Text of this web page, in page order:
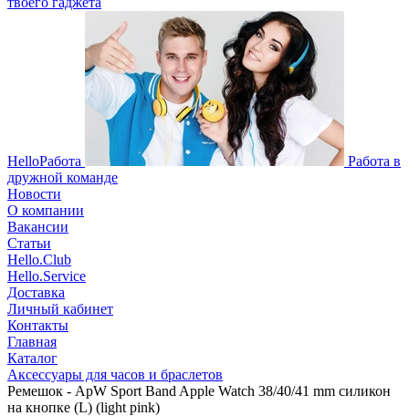
HelloРабота
Работа в
дружной команде
Новости
О компании
Вакансии
Статьи
Hello.Club
Hello.Service
Доставка
Личный кабинет
Контакты
Главная
Каталог
Аксессуары для часов и браслетов
Ремешок - ApW Sport Band Apple Watch 38/40/41 mm силикон
на кнопке (L) (light pink)